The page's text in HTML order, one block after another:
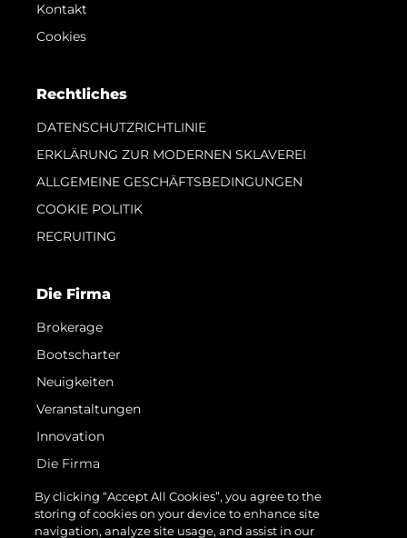
Kontakt
Cookies
Rechtliches
DATENSCHUTZRICHTLINIE
ERKLÄRUNG ZUR MODERNEN SKLAVEREI
ALLGEMEINE GESCHÄFTSBEDINGUNGEN
COOKIE POLITIK
RECRUITING
Die Firma
Brokerage
Bootscharter
Neuigkeiten
Veranstaltungen
Innovation
Die Firma
Das Team
Lifestyle
By clicking “Accept All Cookies”, you agree to the
storing of cookies on your device to enhance site
navigation, analyze site usage, and assist in our